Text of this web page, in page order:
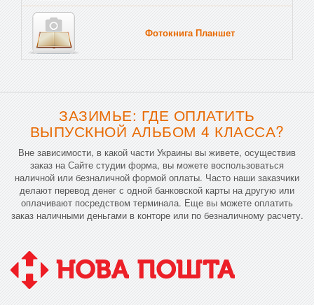
Фотокнига Планшет
ЗАЗИМЬЕ: ГДЕ ОПЛАТИТЬ
ВЫПУСКНОЙ АЛЬБОМ 4 КЛАССА?
Вне зависимости, в какой части Украины вы живете, осуществив
заказ на Сайте студии форма, вы можете воспользоваться
наличной или безналичной формой оплаты. Часто наши заказчики
делают перевод денег с одной банковской карты на другую или
оплачивают посредством терминала. Еще вы можете оплатить
заказ наличными деньгами в конторе или по безналичному расчету.